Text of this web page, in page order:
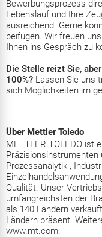
Bewerbungsprozess
Lebenslauf und Ihre
ausreichend. Gerne
beifügen. Wir freuen
Ihnen ins Gespräch zu
Die Stelle reizt Sie,
100%? Lassen Sie uns
sich Möglichkeiten im
Über Mettler Toledo
METTLER TOLEDO ist
Präzisionsinstrumenten
Prozessanalytik-,
Qualität. Unser
umfangreichsten der
als 140 Ländern
Ländern präsent.
www.mt.com.